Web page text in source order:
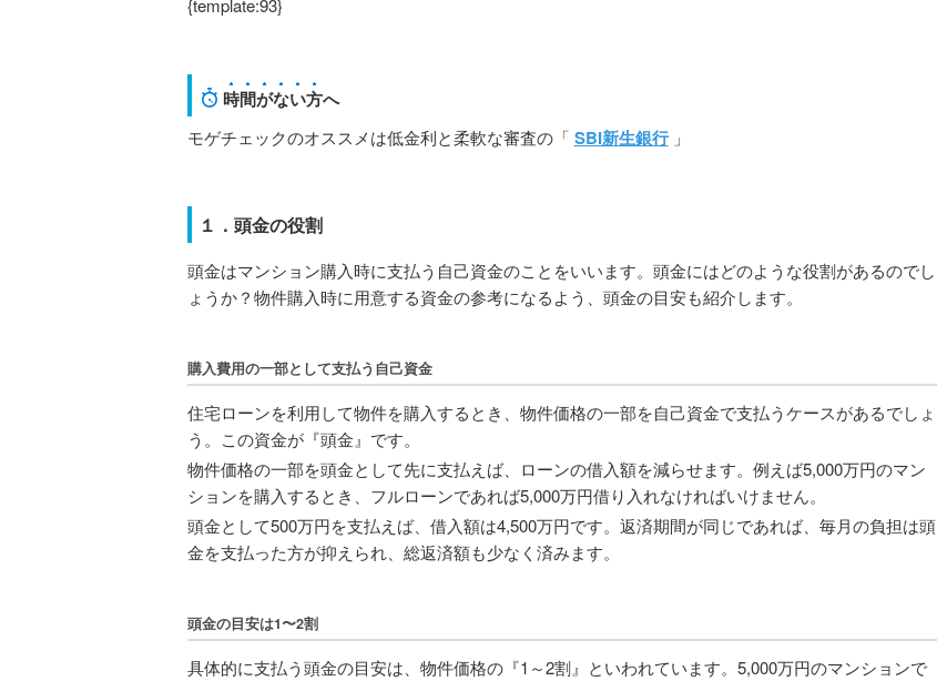
{template:93}
時間がない方へ
モゲチェックのオススメは低金利と柔軟な審査の「 SBI新生銀行」
１．頭金の役割
頭金はマンション購入時に支払う自己資金のことをいいます。頭金にはどのような役割があるのでし
ょうか？物件購入時に用意する資金の参考になるよう、頭金の目安も紹介します。
購入費用の一部として支払う自己資金
住宅ローンを利用して物件を購入するとき、物件価格の一部を自己資金で支払うケースがあるでしょ
う。この資金が『頭金』です。
物件価格の一部を頭金として先に支払えば、ローンの借入額を減らせます。例えば5,000万円のマン
ションを購入するとき、フルローンであれば5,000万円借り入れなければいけません。
頭金として500万円を支払えば、借入額は4,500万円です。返済期間が同じであれば、毎月の負担は頭
金を支払った方が抑えられ、総返済額も少なく済みます。
頭金の目安は1〜2割
具体的に支払う頭金の目安は、物件価格の『1～2割』といわれています。5,000万円のマンションで